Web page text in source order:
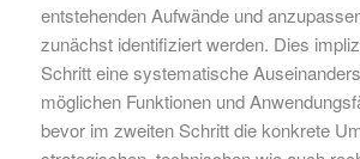
entstehenden Aufwände und
zunächst identifiziert werden. Dies
Schritt eine systematische
möglichen Funktionen und
bevor im zweiten Schritt die konkrete